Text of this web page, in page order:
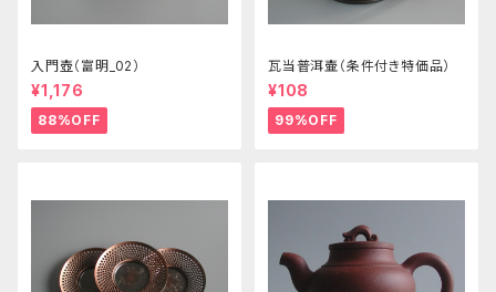
入門壺（富明_02）
¥1,176
88%OFF
瓦当普洱壷（条件付き特価品）
¥108
99%OFF